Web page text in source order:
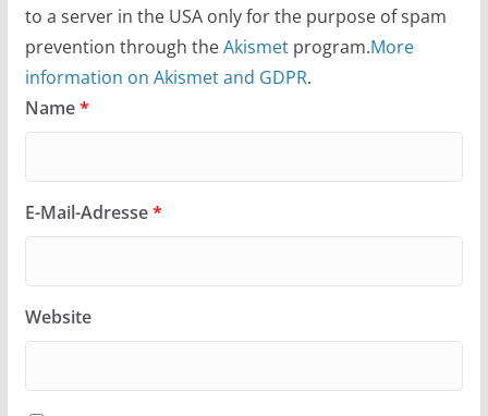
to a server in the USA only for the purpose of spam
prevention through theAkismetprogram.More
information on Akismet and GDPR.
Name*
E-Mail-Adresse*
Website